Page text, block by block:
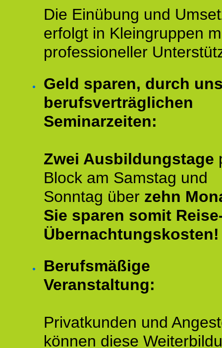
Die Einübung und
erfolgt in Kleingruppen
professioneller
Geld sparen, durch
berufsverträglichen
Seminarzeiten:
Zwei Ausbildungstage
Block am Samstag und
Sonntag über zehn
Sie sparen somit
Übernachtungskosten!
Berufsmäßige
Veranstaltung:
Privatkunden und
können diese